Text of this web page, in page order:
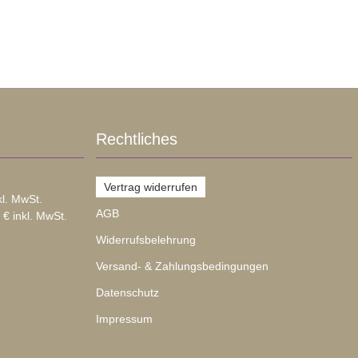
MwSt.
inkl. MwSt.
Rechtliches
Vertrag widerrufen
AGB
Widerrufsbelehrung
Versand- & Zahlungsbedingungen
Datenschutz
Impressum